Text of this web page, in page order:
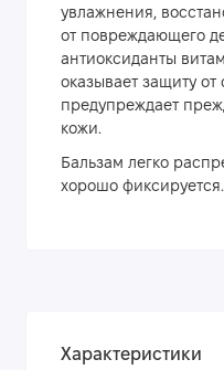
увлажнения,
от повреждающего
антиоксиданты
оказывает защиту
предупреждает
кожи.
Бальзам легко
хорошо фиксируется.
Характеристики